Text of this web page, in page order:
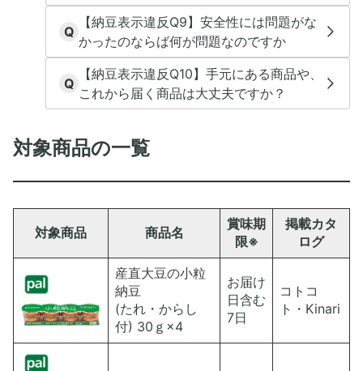
Q
【納豆表示違反Q9】安全性には問題がな
かったのならば何が問題なのですか
Q
【納豆表示違反Q10】手元にある商品や、
これから届く商品は大丈夫ですか？
対象商品の一覧
対象商品 商品名
賞味期
限※
掲載カタ
ログ
産直大豆の小粒
納豆
(たれ・からし
付) 30ｇ×4
お届け
日含む
7日
コトコ
ト・Kinari